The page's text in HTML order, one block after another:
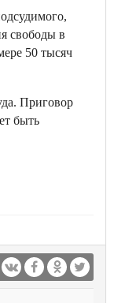
свободы в
50 тысяч
Приговор
быть